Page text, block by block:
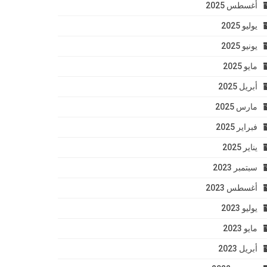
أغسطس 2025
يوليو 2025
يونيو 2025
مايو 2025
أبريل 2025
مارس 2025
فبراير 2025
يناير 2025
سبتمبر 2023
أغسطس 2023
يوليو 2023
مايو 2023
أبريل 2023